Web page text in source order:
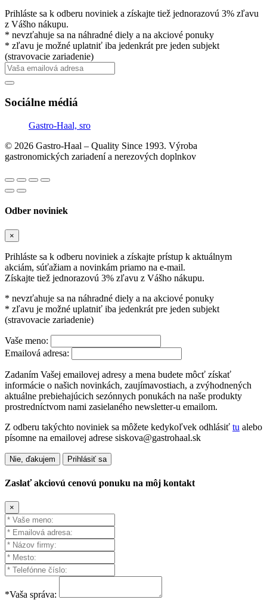
Prihláste sa k odberu noviniek a získajte tiež jednorazovú 3% zľavu
z Vášho nákupu.
* nevzťahuje sa na náhradné diely a na akciové ponuky
* zľavu je možné uplatniť iba jedenkrát pre jeden subjekt
(stravovacie zariadenie)
Sociálne médiá
Gastro-Haal, sro
© 2026 Gastro-Haal – Quality Since 1993. Výroba
gastronomických zariadení a nerezových doplnkov
Odber noviniek
×
Prihláste sa k odberu noviniek a získajte prístup k aktuálnym
akciám, súťažiam a novinkám priamo na e-mail.
Získajte tiež jednorazovú 3% zľavu z Vášho nákupu.
* nevzťahuje sa na náhradné diely a na akciové ponuky
* zľavu je možné uplatniť iba jedenkrát pre jeden subjekt
(stravovacie zariadenie)
Vaše meno:
Emailová adresa:
Zadaním Vašej emailovej adresy a mena budete môcť získať
informácie o našich novinkách, zaujímavostiach, a zvýhodnených
aktuálne prebiehajúcich sezónnych ponukách na naše produkty
prostredníctvom nami zasielaného newsletter-u emailom.
Z odberu takýchto noviniek sa môžete kedykoľvek odhlásiť tu alebo
písomne na emailovej adrese siskova@gastrohaal.sk
Nie, ďakujem Prihlásiť sa
Zaslať akciovú cenovú ponuku na môj kontakt
×
*Vaša správa: